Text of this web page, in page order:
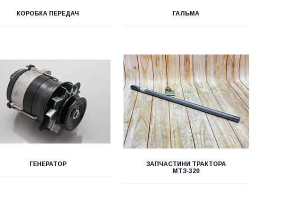
КОРОБКА ПЕРЕДАЧ ГАЛЬМА
ГЕНЕРАТОР
ЗАПЧАСТИНИ ТРАКТОРА
МТЗ-320